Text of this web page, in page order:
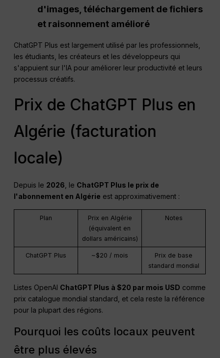
d'images, téléchargement de fichiers
et raisonnement amélioré
ChatGPT Plus est largement utilisé par les professionnels,
les étudiants, les créateurs et les développeurs qui
s'appuient sur l'IA pour améliorer leur productivité et leurs
processus créatifs.
Prix de ChatGPT Plus en
Algérie (facturation
locale)
Depuis le 2026 , le ChatGPT Plus le prix de
l'abonnement en Algérie est approximativement :
Plan
Prix en Algérie
(équivalent en
dollars américains)
Notes
ChatGPT Plus ~$20 / mois
Prix de base
standard mondial
Listes OpenAI ChatGPT Plus à $20 par mois USD comme
prix catalogue mondial standard, et cela reste la référence
pour la plupart des régions.
Pourquoi les coûts locaux peuvent
être plus élevés